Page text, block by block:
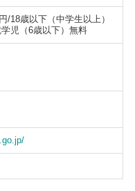
/18歳以下（中学生以上）
児（6歳以下）無料